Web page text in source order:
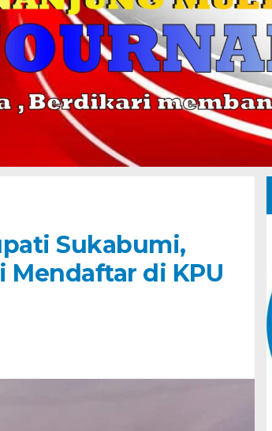
Sukabumi,
Mendaftar di KPU